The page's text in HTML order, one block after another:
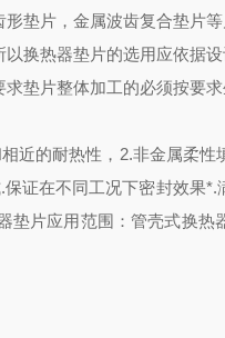
垫片，金属波齿复合垫片
换热器垫片的选用应依据
垫片整体加工的必须按要求
近的耐热性， 2.非金属柔性
.保证在不同工况下密封效果*.
垫片应用范围：管壳式换热